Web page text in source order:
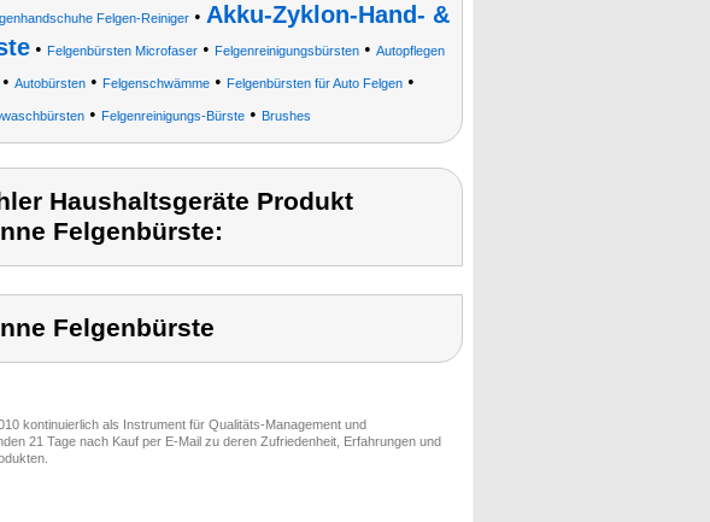
Felgen-Reiniger • Akku-Zyklon-Hand- &
• Felgenbürsten Microfaser• Felgenreinigungsbürsten• Autopflegen
Autobürsten• Felgenschwämme• Felgenbürsten für Auto Felgen•
• Felgenreinigungs-Bürste• Brushes
Haushaltsgeräte Produkt
Felgenbürste:
Felgenbürste
kontinuierlich als Instrument für Qualitäts-Management und
21 Tage nach Kauf per E-Mail zu deren Zufriedenheit, Erfahrungen und